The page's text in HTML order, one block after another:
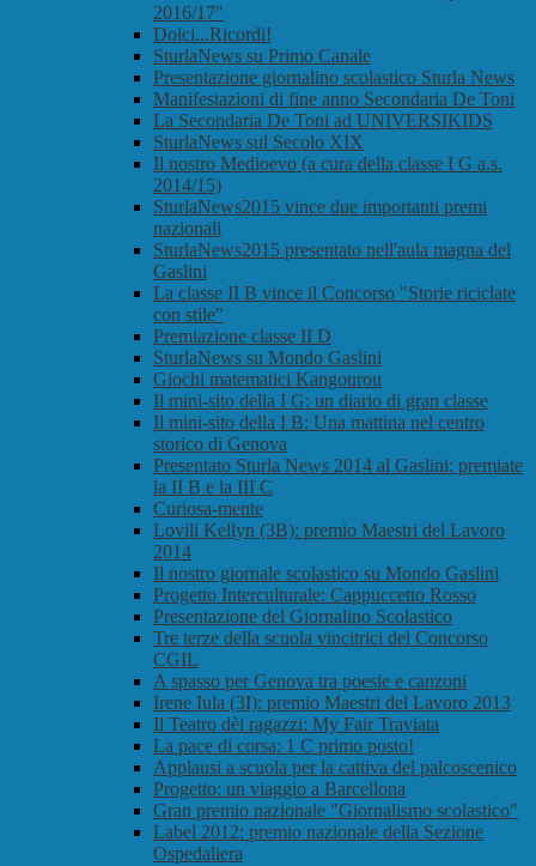
2016/17"
Dolci...Ricordi!
SturlaNews su Primo Canale
Presentazione giornalino scolastico Sturla News
Manifestazioni di fine anno Secondaria De Toni
La Secondaria De Toni ad UNIVERSIKIDS
SturlaNews sul Secolo XIX
Il nostro Medioevo (a cura della classe I G a.s.
2014/15)
SturlaNews2015 vince due importanti premi
nazionali
SturlaNews2015 presentato nell'aula magna del
Gaslini
La classe II B vince il Concorso "Storie riciclate
con stile"
Premiazione classe II D
SturlaNews su Mondo Gaslini
Giochi matematici Kangourou
Il mini-sito della I G: un diario di gran classe
Il mini-sito della I B: Una mattina nel centro
storico di Genova
Presentato Sturla News 2014 al Gaslini: premiate
la II B e la III C
Curiosa-mente
Lovili Kellyn (3B): premio Maestri del Lavoro
2014
Il nostro giornale scolastico su Mondo Gaslini
Progetto Interculturale: Cappuccetto Rosso
Presentazione del Giornalino Scolastico
Tre terze della scuola vincitrici del Concorso
CGIL
A spasso per Genova tra poesie e canzoni
Irene Iula (3I): premio Maestri del Lavoro 2013
Il Teatro dèi ragazzi: My Fair Traviata
La pace di corsa: 1 C primo posto!
Applausi a scuola per la cattiva del palcoscenico
Progetto: un viaggio a Barcellona
Gran premio nazionale "Giornalismo scolastico"
Label 2012: premio nazionale della Sezione
Ospedaliera